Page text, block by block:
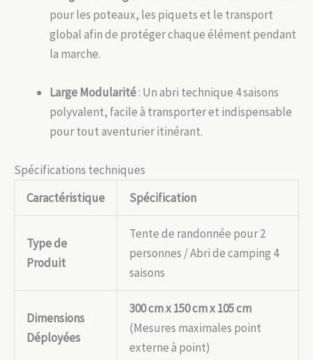
pour les poteaux, les piquets et le transport
global afin de protéger chaque élément pendant
la marche.
Large Modularité: Un abri technique 4 saisons
polyvalent, facile à transporter et indispensable
pour tout aventurier itinérant.
Spécifications techniques
Caractéristique
Spécification
Type de
Produit
Tente de randonnée pour 2
personnes / Abri de camping 4
saisons
Dimensions
Déployées
300 cm x 150 cm x 105 cm
(Mesures maximales point
externe à point)